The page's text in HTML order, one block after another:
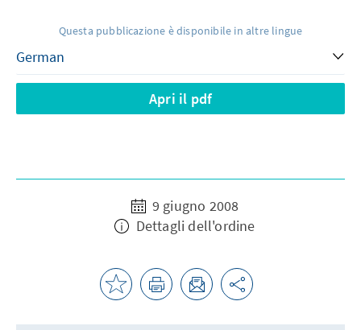
Questa pubblicazione è disponibile in altre lingue
Apri il pdf
9 giugno 2008
Dettagli dell'ordine